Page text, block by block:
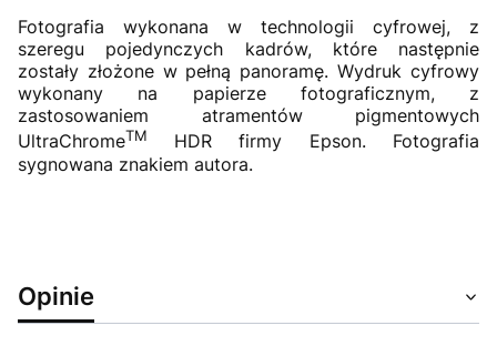
Fotografia wykonana w technologii cyfrowej, z
szeregu pojedynczych kadrów, które następnie
zostały złożone w pełną panoramę. Wydruk cyfrowy
wykonany na papierze fotograficznym, z
zastosowaniem atramentów pigmentowych
UltraChromeTM HDR firmy Epson. Fotografia
sygnowana znakiem autora.
Opinie